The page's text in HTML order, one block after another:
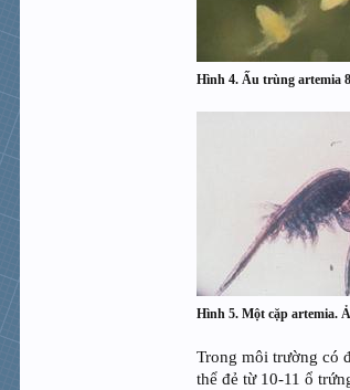
Hình 4. Ấu trùng artemia
Hình 5. Một cặp artemia.
Trong môi trường có
thể đẻ từ 10-11 ổ